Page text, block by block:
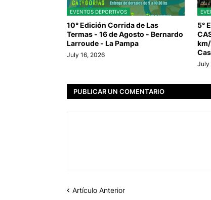
EVENTOS DEPORTIVOS
10° Edición Corrida de Las
Termas - 16 de Agosto - Bernardo
Larroude - La Pampa
July 16, 2026
5°
July
PUBLICAR UN COMENTARIO
Artículo Anterior